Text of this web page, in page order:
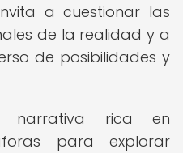
a cuestionar las
de la realidad y a
de posibilidades y
narrativa rica en
para explorar